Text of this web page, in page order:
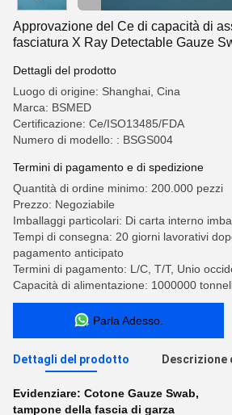
Approvazione del Ce di capacità di
fasciatura X Ray Detectable Gauze
Dettagli del prodotto
Luogo di origine: Shanghai, Cina
Marca: BSMED
Certificazione: Ce/ISO13485/FDA
Numero di modello: : BSGS004
Termini di pagamento e di spedizione
Quantità di ordine minimo: 200.000 pezzi
Prezzo: Negoziabile
Imballaggi particolari: Di carta interno
Tempi di consegna: 20 giorni lavorativi
pagamento anticipato
Termini di pagamento: L/C, T/T, Unio
Capacità di alimentazione: 1000000
Parla Adesso.
Dettagli del prodotto
Evidenziare: Cotone Gauze Swab,
tampone della fascia di garza